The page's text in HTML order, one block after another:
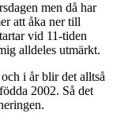
men då har
att åka ner till
vid 11-tiden
alldeles utmärkt.
i år blir det alltså
2002. Så det